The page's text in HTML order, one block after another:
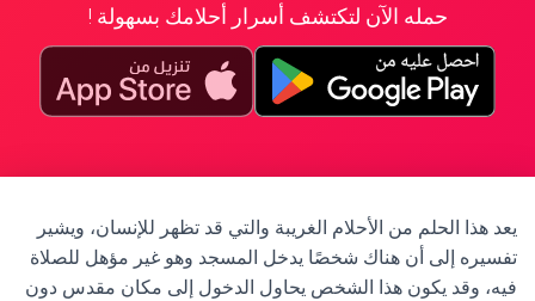
حمله الآن لتكتشف أسرار أحلامك بسهولة !
يعد هذا الحلم من الأحلام الغريبة والتي قد تظهر للإنسان، ويشير
تفسيره إلى أن هناك شخصًا يدخل المسجد وهو غير مؤهل للصلاة
فيه، وقد يكون هذا الشخص يحاول الدخول إلى مكان مقدس دون